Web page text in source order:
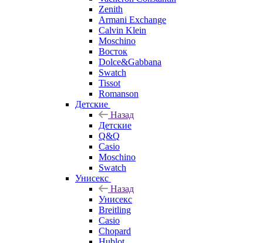
Zenith
Armani Exchange
Calvin Klein
Moschino
Восток
Dolce&Gabbana
Swatch
Tissot
Romanson
Детские
Назад
Детские
Q&Q
Casio
Moschino
Swatch
Унисекс
Назад
Унисекс
Breitling
Casio
Chopard